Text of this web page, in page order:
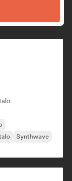
Synthwave